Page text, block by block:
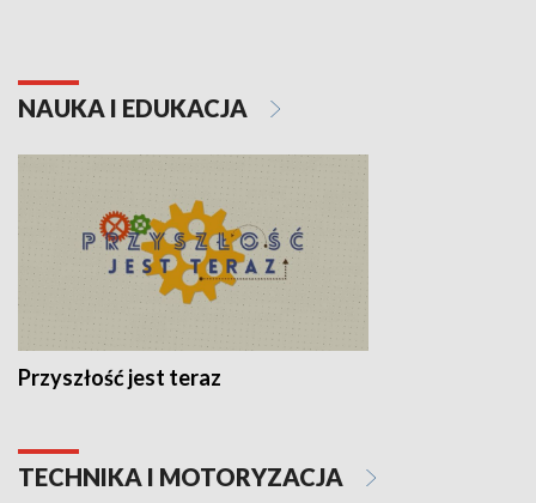
NAUKA I EDUKACJA
Przyszłość jest teraz
TECHNIKA I MOTORYZACJA